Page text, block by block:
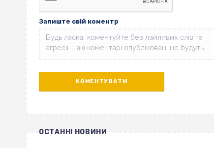
Залиште свій коментр
ОСТАННІ НОВИНИ